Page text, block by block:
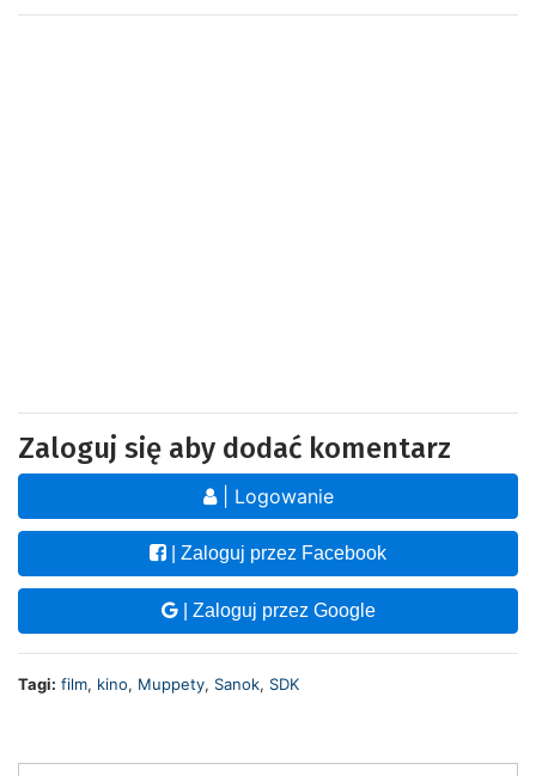
Zaloguj się aby dodać komentarz
| Logowanie
| Zaloguj przez Facebook
| Zaloguj przez Google
Tagi: film, kino, Muppety, Sanok, SDK